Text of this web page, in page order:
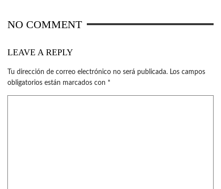
NO COMMENT
LEAVE A REPLY
Tu dirección de correo electrónico no será publicada. Los campos
obligatorios están marcados con *